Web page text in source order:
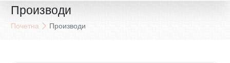
Производи
Почетна Производи